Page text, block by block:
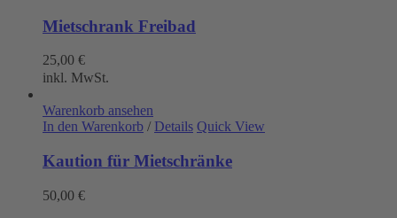
Mietschrank Freibad
25,00 €
inkl. MwSt.
Warenkorb ansehen
In den Warenkorb / Details Quick View
Kaution für Mietschränke
50,00 €